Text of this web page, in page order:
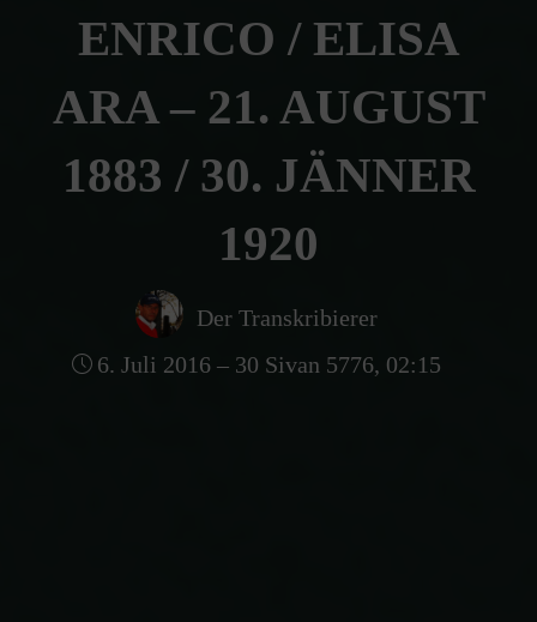
ENRICO / ELISA
ARA – 21. AUGUST
1883 / 30. JÄNNER
1920
Der Transkribierer
6. Juli 2016 – 30 Sivan 5776, 02:15